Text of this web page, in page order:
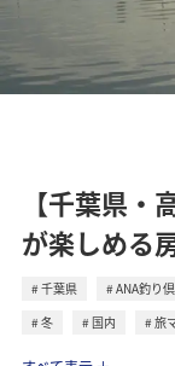
【千葉県
が楽しめる
千葉県 ANA釣り
冬
国内
旅